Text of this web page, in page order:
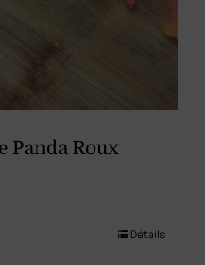
Panda Roux
Détails